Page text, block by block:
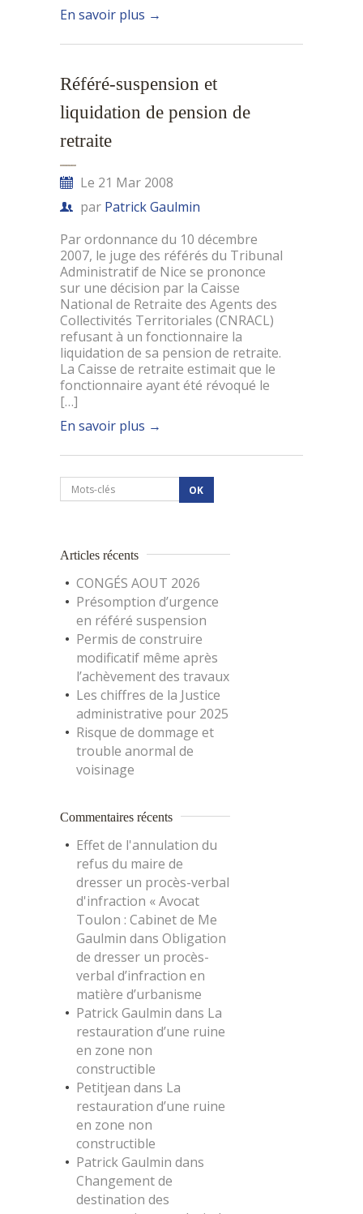
En savoir plus →
Référé-suspension et
liquidation de pension de
retraite
Le 21 Mar 2008
par Patrick Gaulmin
Par ordonnance du 10 décembre
2007, le juge des référés du Tribunal
Administratif de Nice se prononce
sur une décision par la Caisse
National de Retraite des Agents des
Collectivités Territoriales (CNRACL)
refusant à un fonctionnaire la
liquidation de sa pension de retraite.
La Caisse de retraite estimait que le
fonctionnaire ayant été révoqué le
[…]
En savoir plus →
Articles récents
CONGÉS AOUT 2026
Présomption d’urgence
en référé suspension
Permis de construire
modificatif même après
l’achèvement des travaux
Les chiffres de la Justice
administrative pour 2025
Risque de dommage et
trouble anormal de
voisinage
Commentaires récents
Effet de l'annulation du
refus du maire de
dresser un procès-verbal
d'infraction « Avocat
Toulon : Cabinet de Me
Gaulmin dans Obligation
de dresser un procès-
verbal d’infraction en
matière d’urbanisme
Patrick Gaulmin dans La
restauration d’une ruine
en zone non
constructible
Petitjean dans La
restauration d’une ruine
en zone non
constructible
Patrick Gaulmin dans
Changement de
destination des